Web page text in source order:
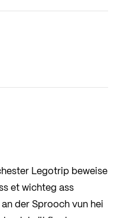
Legotrip beweise
et wichteg ass
der Sprooch vun hei